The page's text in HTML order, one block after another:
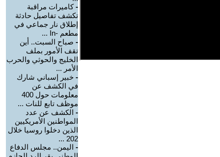
-كاميرات مراقبة
تكشف تفاصيل حادثة
إطلاق نار جماعي في
مطعم -In ...
- صباح السبت.. أين
تقف الأمور بملف
الخليج والحوثي والحرب
الأمر ...
- خبير إسباني شارك
في الكشف عن
معلومات حول 400
موظف تابع للنات ...
- الكشف عن عدد
المواطنين الأمريكيين
الذين دخلوا روسيا خلال
202 ...
- اليمن.. مجلس الدفاع